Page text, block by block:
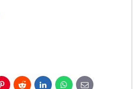
PinterestReddit LinkedInWhatsApp
E-